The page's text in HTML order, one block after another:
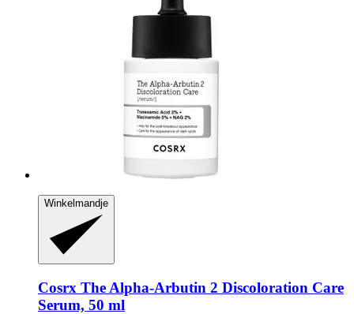
Winkelmandje
Cosrx The Alpha-​Arbutin 2 Discoloration Care
Serum, 50 ml